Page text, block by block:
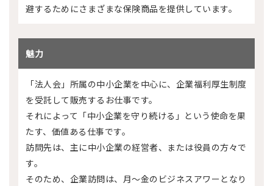
避するためにさまざまな保険商品を提供しています。
魅力
「法人会」所属の中小企業を中心に、企業福利厚生制度
を受託して販売するお仕事です。
それによって「中小企業を守り続ける」という使命を果
たす、価値ある仕事です。
訪問先は、主に中小企業の経営者、または役員の方々で
す。
そのため、企業訪問は、月～金のビジネスアワーとなり